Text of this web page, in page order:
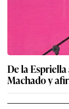
De la
Machado y